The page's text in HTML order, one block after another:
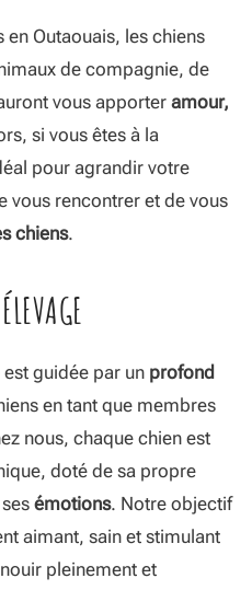
en Outaouais, les chiens
de compagnie, de
vous apporter amour,
si vous êtes à la
pour agrandir votre
vous rencontrer et de vous
chiens.
guidée par un profond
en tant que membres
nous, chaque chien est
doté de sa propre
émotions. Notre objectif
aimant, sain et stimulant
pleinement et